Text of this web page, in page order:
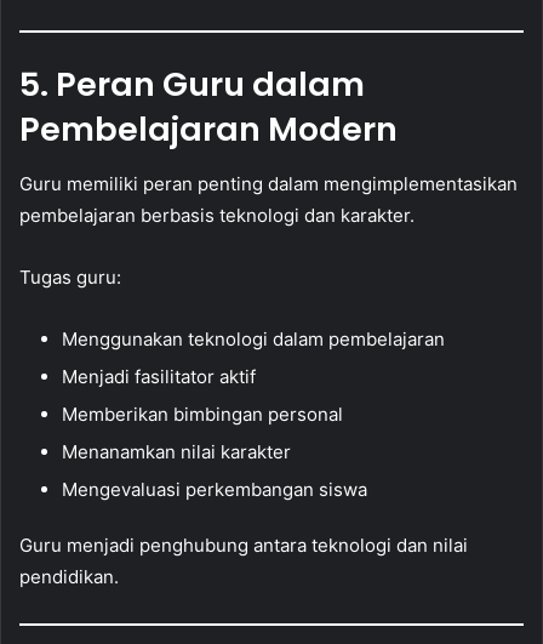
5. Peran Guru dalam
Pembelajaran Modern
Guru memiliki peran penting dalam mengimplementasikan
pembelajaran berbasis teknologi dan karakter.
Tugas guru:
Menggunakan teknologi dalam pembelajaran
Menjadi fasilitator aktif
Memberikan bimbingan personal
Menanamkan nilai karakter
Mengevaluasi perkembangan siswa
Guru menjadi penghubung antara teknologi dan nilai
pendidikan.